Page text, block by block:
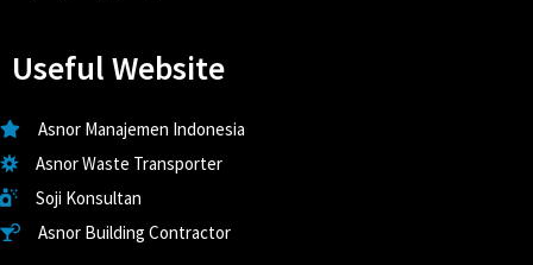
Useful Website
Asnor Manajemen Indonesia
Asnor Waste Transporter
Soji Konsultan
Asnor Building Contractor